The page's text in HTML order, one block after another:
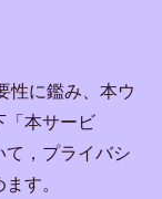
性に鑑み、本ウ
「本サービ
て，プライバシ
す。